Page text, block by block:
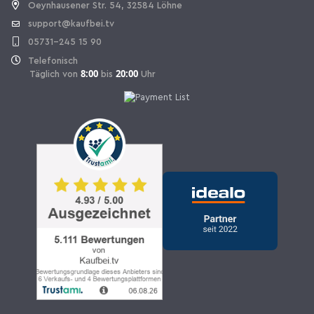
Oeynhausener Str. 54, 32584 Löhne
support@kaufbei.tv
05731-245 15 90
Telefonisch
Täglich von 8:00 bis 20:00 Uhr